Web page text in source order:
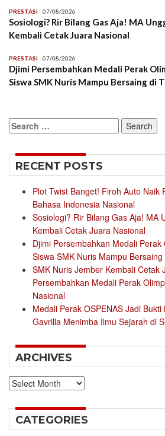
PRESTASI 07/08/2026
Sosiologi? Rir Bilang Gas Aja! MA
Kembali Cetak Juara Nasional
PRESTASI 07/08/2026
Djimi Persembahkan Medali Perak
Siswa SMK Nuris Mampu Bersaing di
Search
for:
RECENT POSTS
Plot Twist Banget! Firoh Auto Naik
Bahasa Indonesia Nasional
Sosiologi? Rir Bilang Gas Aja! MA
Kembali Cetak Juara Nasional
Djimi Persembahkan Medali Perak
Siswa SMK Nuris Mampu
SMK Nuris Jember Kembali Cetak
Persembahkan Medali Perak
Nasional
Medali Perak OSPENAS Jadi
Gavrilla Menimba Ilmu Sejarah di
ARCHIVES
Archives
CATEGORIES